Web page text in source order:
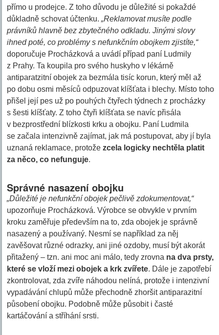
přímo u prodejce. Z toho důvodu je důležité si pokaždé
důkladně schovat účtenku.„Reklamovat musíte podle
právníků hlavně bez zbytečného odkladu. Jinými slovy
ihned poté, co problémy s nefunkčním obojkem zjistíte,“
doporučuje Procházková a uvádí případ paní Ludmily
z Prahy. Ta koupila pro svého huskyho v lékárně
antiparatzitní obojek za bezmála tisíc korun, který měl až
po dobu osmi měsíců odpuzovat klíšťata i blechy. Místo toho
přišel její pes už po pouhých čtyřech týdnech z procházky
s šesti klíšťaty. Z toho čtyři klíšťata se navíc přisála
v bezprostřední blízkosti krku a obojku. Paní Ludmila
se začala intenzivně zajímat, jak má postupovat, aby jí byla
uznaná reklamace, protožezcela logicky nechtěla platit
za něco, co nefunguje.
Správné nasazení obojku
„Důležité je nefunkční obojek pečlivě zdokumentovat,“
upozorňuje Procházková. Výrobce se obvykle v prvním
kroku zaměřuje především na to, zda obojek je správně
nasazený a používaný. Nesmí se například za něj
zavěšovat různé odrazky, ani jiné ozdoby, musí být akorát
přitažený – tzn. ani moc ani málo, tedy zrovna na dva prsty,
které se vloží mezi obojek a krk zvířete. Dále je zapotřebí
zkontrolovat, zda zvíře náhodou nelíná, protože i intenzivní
vypadávání chlupů může přechodně zhoršit antiparazitní
působení obojku. Podobně může působit i časté
kartáčování a stříhání srsti.